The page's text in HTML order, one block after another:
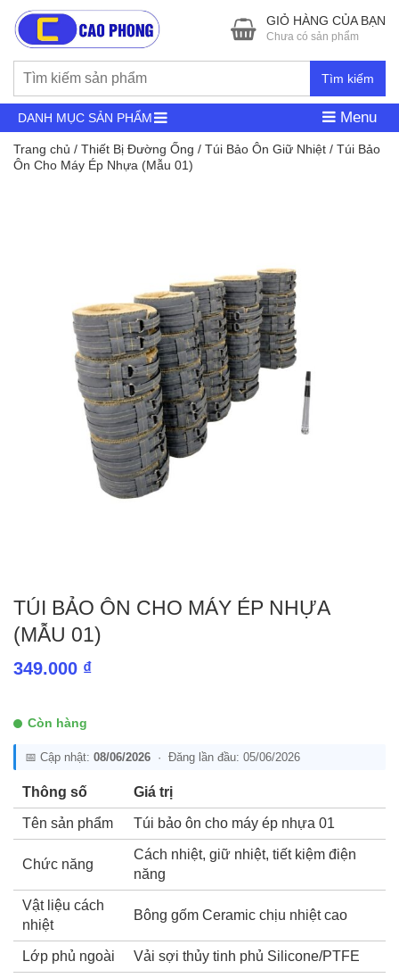
Tìm kiếm
GIỎ HÀNG CỦA BẠN
Chưa có sản phẩm
DANH MỤC SẢN PHẨM Menu
Trang chủ / Thiết Bị Đường Ống / Túi Bảo Ôn Giữ Nhiệt / Túi Bảo
Ôn Cho Máy Ép Nhựa (Mẫu 01)
TÚI BẢO ÔN CHO MÁY ÉP NHỰA
(MẪU 01)
349.000 ₫
Còn hàng
📅 Cập nhật: 08/06/2026 · Đăng lần đầu: 05/06/2026
Thông số Giá trị
Tên sản phẩm Túi bảo ôn cho máy ép nhựa 01
Chức năng
Cách nhiệt, giữ nhiệt, tiết kiệm điện
năng
Vật liệu cách
nhiệt
Bông gốm Ceramic chịu nhiệt cao
Lớp phủ ngoài Vải sợi thủy tinh phủ Silicone/PTFE